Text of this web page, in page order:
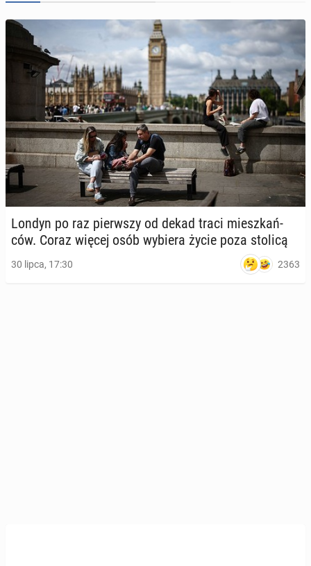
Londyn po raz pierw­szy od dekad traci miesz­kań­
ców. Coraz więcej osób wybiera życie poza stolicą
30 lipca, 17:30 2363